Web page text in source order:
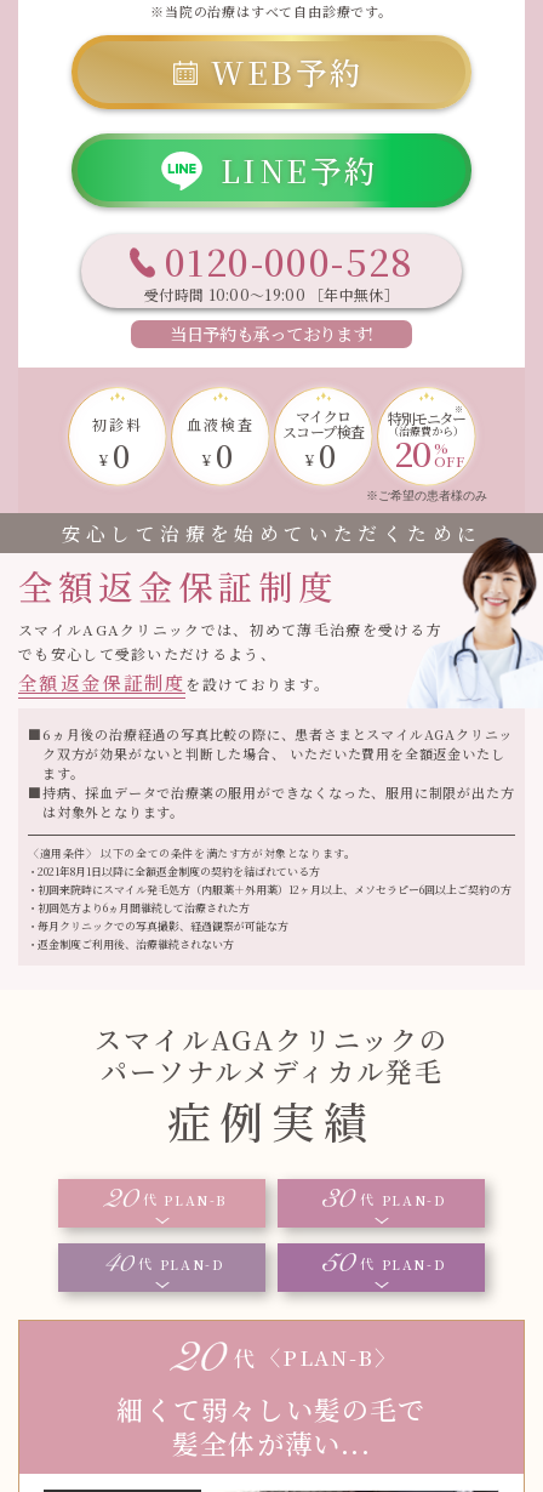
※当院の治療はすべて自由診療です。
WEB予約
LINE予約
0120-000-528
受付時間 10:00〜19:00 ［年中無休］
当日予約も承っております!
初診料
¥ 0
血液検査
¥ 0
マイクロ
スコープ検査
¥ 0
特別モニター
（治療費から）
20%
OFF
※ご希望の患者様のみ
安心して治療を始めていただくために
全額返金保証制度
スマイルAGAクリニックでは、初めて薄毛治療を受ける方
でも安心して受診いただけるよう、
全額返金保証制度 を設けております。
6ヵ月後の治療経過の写真比較の際に、患者さまとスマイルAGAクリニッ
ク双方が効果がないと判断した場合、 いただいた費用を全額返金いたし
ます。
持病、採血データで治療薬の服用ができなくなった、服用に制限が出た方
は対象外となります。
〈適用条件〉 以下の全ての条件を満たす方が対象となります。
2021年8月1日以降に全額返金制度の契約を結ばれている方
初回来院時にスマイル発毛処方（内服薬＋外用薬）12ヶ月以上、メソセラピー6回以上ご契約の方
初回処方より6ヵ月間継続して治療された方
毎月クリニックでの写真撮影、経過観察が可能な方
返金制度ご利用後、治療継続されない方
スマイルAGAクリニックの
パーソナルメディカル発毛
症例実績
代 PLAN-B 代 PLAN-D
代 PLAN-D 代 PLAN-D
代 〈PLAN-B〉
細くて弱々しい髪の毛で
髪全体が薄い...